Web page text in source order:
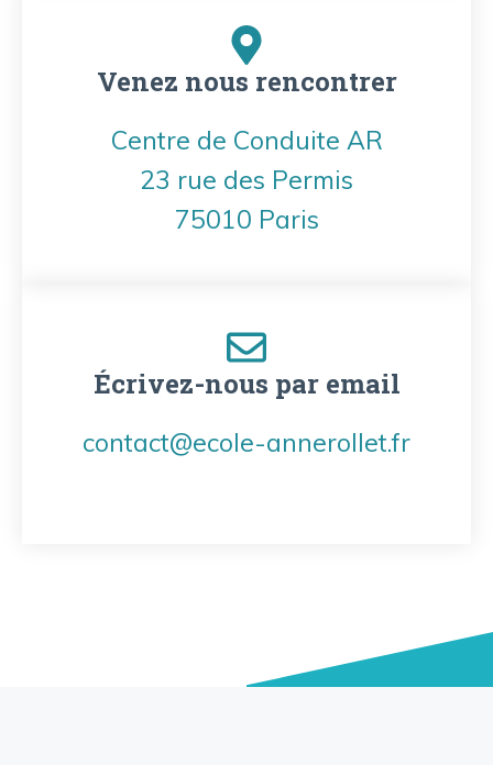
Venez nous rencontrer
Centre de Conduite AR
23 rue des Permis
75010 Paris
Écrivez-nous par email
contact@ecole-annerollet.fr